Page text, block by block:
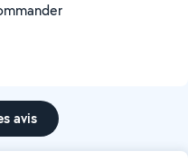
avis